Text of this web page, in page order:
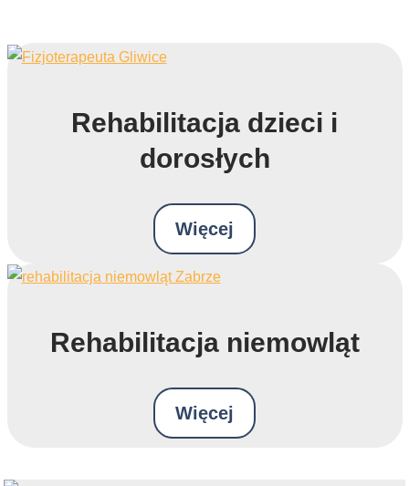
Rehabilitacja dzieci i
dorosłych
Więcej
Rehabilitacja niemowląt
Więcej